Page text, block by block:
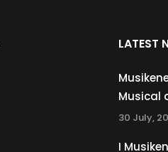
LATEST
Musical
30 July,
I